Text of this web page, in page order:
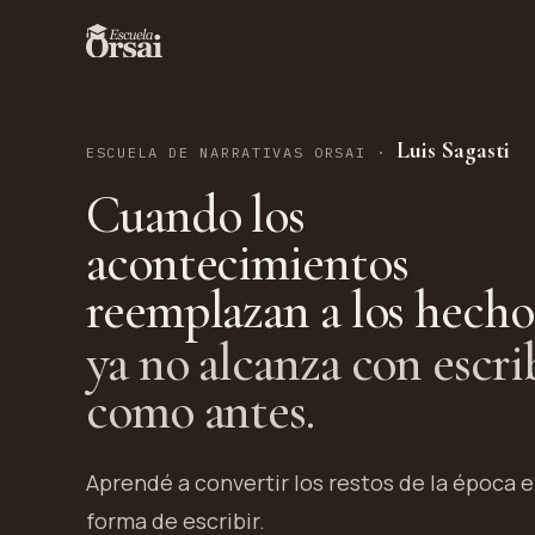
ESCUELA DE NARRATIVAS ORSAI · Luis Sagasti
Cuando los
acontecimientos
reemplazan a los
ya no alcanza con
como antes.
Aprendé a convertir los restos de la época
forma de escribir.